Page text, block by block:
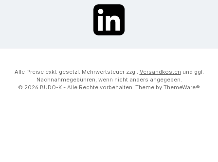
LinkedIn
Alle Preise exkl. gesetzl. Mehrwertsteuer zzgl. Versandkosten und ggf.
Nachnahmegebühren, wenn nicht anders angegeben.
© 2026 BUDO-K - Alle Rechte vorbehalten. Theme by ThemeWare®